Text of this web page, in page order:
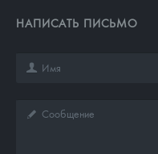
НАПИСАТЬ ПИСЬМО